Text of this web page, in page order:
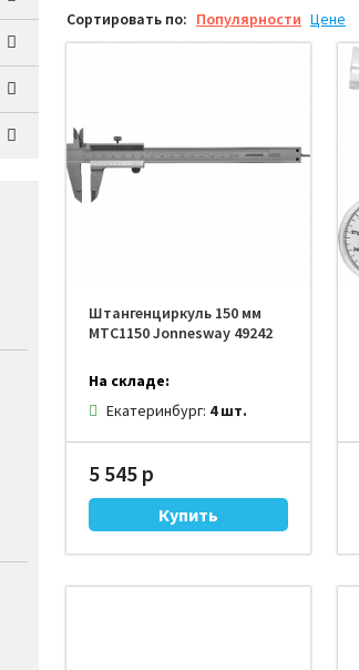
Молотки и кувалды
Сортировать по: Популярности Цене
Штангенциркуль 150 мм
MTC1150 Jonnesway 49242
На складе:
Екатеринбург: 4 шт.
5 545 р